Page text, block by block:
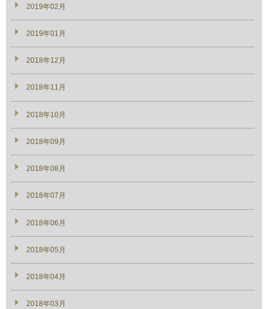
2019年02月
2019年01月
2018年12月
2018年11月
2018年10月
2018年09月
2018年08月
2018年07月
2018年06月
2018年05月
2018年04月
2018年03月